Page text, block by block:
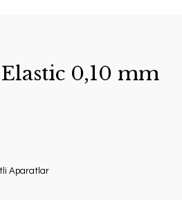
0,10 mm
Aparatlar